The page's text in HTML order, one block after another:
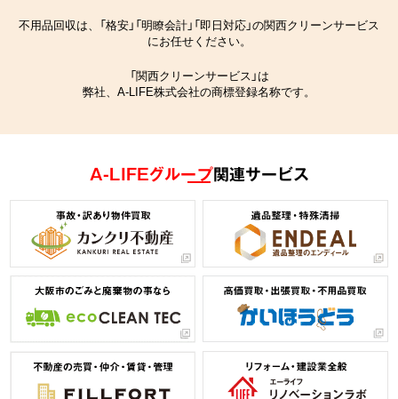
不用品回収は、「格安」「明瞭会計」「即日対応」の関西クリーンサービス
にお任せください。
「関西クリーンサービス」は
弊社、A-LIFE株式会社の商標登録名称です。
A-LIFEグループ関連サービス